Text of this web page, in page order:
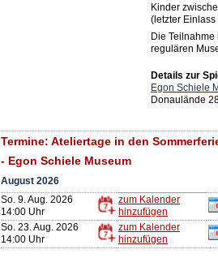
Kinder
(letzter
Die
regulären
Details zur
Egon Schiele
Donaulände
Termine: Ateliertage in den
- Egon Schiele Museum
August 2026
So. 9. Aug. 2026
14:00 Uhr
zum Kalender
hinzufügen
So. 23. Aug. 2026
14:00 Uhr
zum Kalender
hinzufügen